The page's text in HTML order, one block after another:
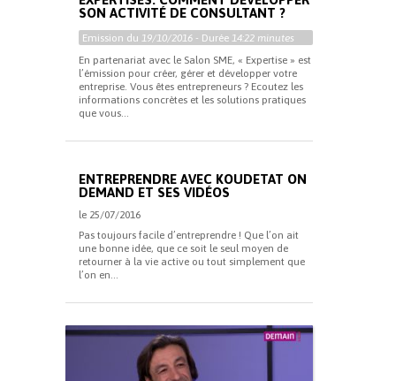
SON ACTIVITÉ DE CONSULTANT ?
Emission du 19/10/2016 - Durée 14:22 minutes
En partenariat avec le Salon SME, « Expertise » est
l’émission pour créer, gérer et développer votre
entreprise. Vous êtes entrepreneurs ? Ecoutez les
informations concrètes et les solutions pratiques
que vous...
ENTREPRENDRE AVEC KOUDETAT ON
DEMAND ET SES VIDÉOS
le 25/07/2016
Pas toujours facile d’entreprendre ! Que l’on ait
une bonne idée, que ce soit le seul moyen de
retourner à la vie active ou tout simplement que
l’on en...